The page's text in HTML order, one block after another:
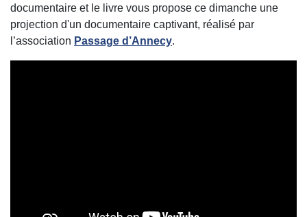
documentaire et le livre vous propose ce dimanche une
projection d'un documentaire captivant, réalisé par
l’association Passage d’Annecy.